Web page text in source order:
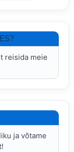
reisida meie
ja võtame